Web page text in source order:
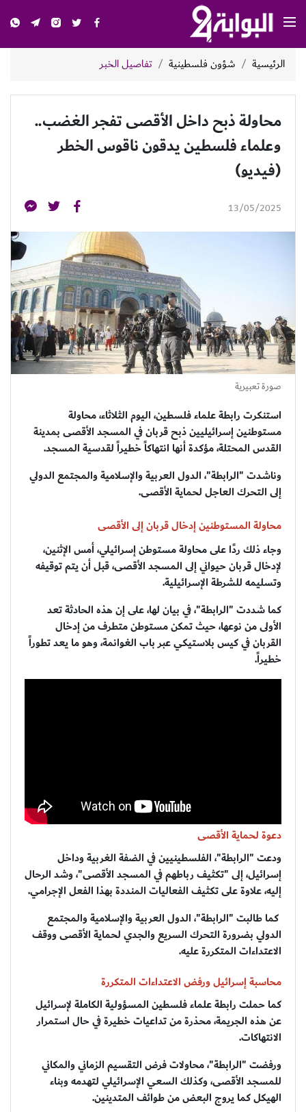
الرئيسية شؤون فلسطينية تفاصيل الخبر
محاولة ذبح داخل الأقصى تفجر الغضب..
وعلماء فلسطين يدقون ناقوس الخطر
(فيديو)
13/05/2025
صورة تعبيرية
استنكرت رابطة علماء فلسطين، اليوم الثلاثاء، محاولة
مستوطنين إسرائيليين ذبح قربان في المسجد الأقصى بمدينة
القدس المحتلة، مؤكدة أنها انتهاكاً خطيراً لقدسية المسجد.
وناشدت "الرابطة"، الدول العربية والإسلامية والمجتمع الدولي
إلى التحرك العاجل لحماية الأقصى.
محاولة المستوطنين إدخال قربان إلى الأقصى
وجاء ذلك ردًا على محاولة مستوطن إسرائيلي، أمس الإثنين،
لإدخال قربان حيواني إلى المسجد الأقصى، قبل أن يتم توقيفه
وتسليمه للشرطة الإسرائيلية.
كما شددت "الرابطة"، في بيان لها، على إن هذه الحادثة تعد
الأولى من نوعها، حيث تمكن مستوطن متطرف من إدخال
القربان في كيس بلاستيكي عبر باب الغوانمة، وهو ما يعد تطوراً
خطيراً.
دعوة لحماية الأقصى
ودعت "الرابطة"، الفلسطينيين في الضفة الغربية وداخل
إسرائيل، إلى "تكثيف رباطهم في المسجد الأقصى"، وشد الرحال
إليه، علاوة على تكثيف الفعاليات المنددة بهذا الفعل الإجرامي.
كما طالبت "الرابطة"، الدول العربية والإسلامية والمجتمع
الدولي بضرورة التحرك السريع والجدي لحماية الأقصى ووقف
الاعتداءات المتكررة عليه.
محاسبة إسرائيل ورفض الاعتداءات المتكررة
كما حملت رابطة علماء فلسطين المسؤولية الكاملة لإسرائيل
عن هذه الجريمة، محذرة من تداعيات خطيرة في حال استمرار
الانتهاكات.
ورفضت "الرابطة"، محاولات فرض التقسيم الزماني والمكاني
للمسجد الأقصى، وكذلك السعي الإسرائيلي لتهدمه وبناء
الهيكل كما يروج البعض من طوائف المتدينين.